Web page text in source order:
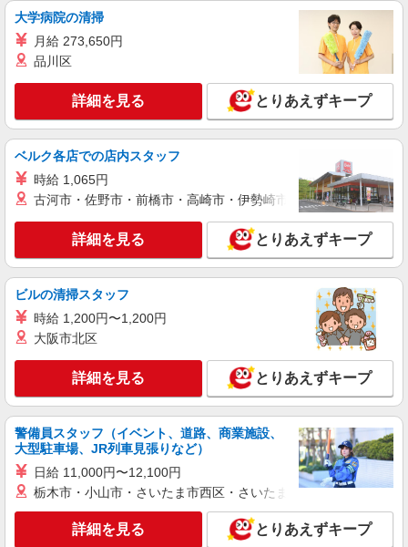
派遣社員
株式会社シエロ
月給204600円〜 ※残業など含む想定月収
260000円 ※残業代支給 ★交通費別途支給（規定
社祝い金10万円支給(規定有) お友達を紹介頂くと,
インセンティブ支給(規定有) ゜・。○。・゜
+゜・。○。・゜+゜
山口県防府市
キープ
派遣社員
人材プロオフィス株式会社
自動車部品の組付けスタッフ
時給1,400円〜 ◆月収例）262,500円 (1,400円
×8h×20日+残業10h+深夜60h) ＜参考＞ 割増賃金
(時給+割増) ・残業時：1,750円 ・深夜時(22時〜
翌5時)：1,750円 ・深夜残業時：2,100円
キープ 詳細を見る
株式会社シエロ
自動車製造スタッフ
時給1500円〜 月給29万程度 ※残業代支給 ★
交通費別途支給（規定あり） ゜+゜・。○。・゜
+゜・。○。・゜+゜ 入社祝い金10万円支給(規定
有) お友達を紹介頂くと, インセンティブ支給(規定
有) ★月2回払い・週払い可能（規程有）★ ゜・。
○。・゜+゜・。○。・゜+゜
山口県防府市
キープ 詳細を見る
大学病院の清掃
月給 273,650円
品川区
詳細を見る とりあえずキープ
ベルク各店での店内スタッフ
時給 1,065円
古河市・佐野市・前橋市・高崎市・伊勢崎市・太田市・館林市
詳細を見る とりあえずキープ
ビルの清掃スタッフ
時給 1,200円〜1,200円
大阪市北区
詳細を見る とりあえずキープ
警備員スタッフ（イベント、道路、商業施設、
大型駐車場、JR列車見張りなど）
日給 11,000円〜12,100円
栃木市・小山市・さいたま市西区・さいたま市岩槻区・久喜市・
詳細を見る とりあえずキープ